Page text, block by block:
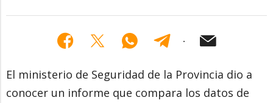
El ministerio de Seguridad de la Provincia dio a
conocer un informe que compara los datos de